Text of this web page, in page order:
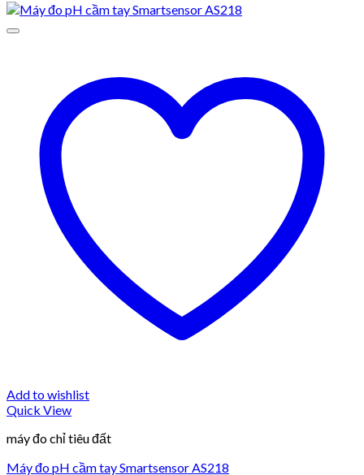
Add to wishlist
Quick View
máy đo chỉ tiêu đất
Máy đo pH cầm tay Smartsensor AS218